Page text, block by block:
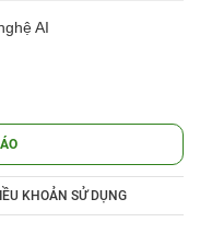
AI
KHOẢN SỬ DỤNG